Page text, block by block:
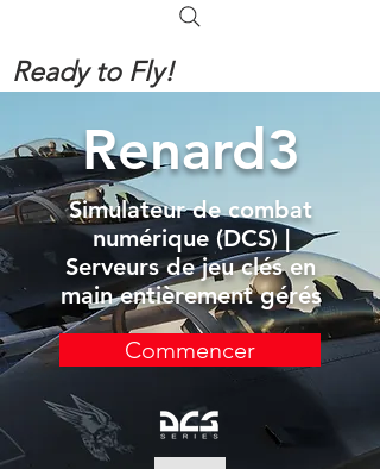
Ready to Fly!
Renard3
Simulateur de combat
numérique (DCS) |
Serveurs de jeu clés en
main entièrement gérés
Commencer